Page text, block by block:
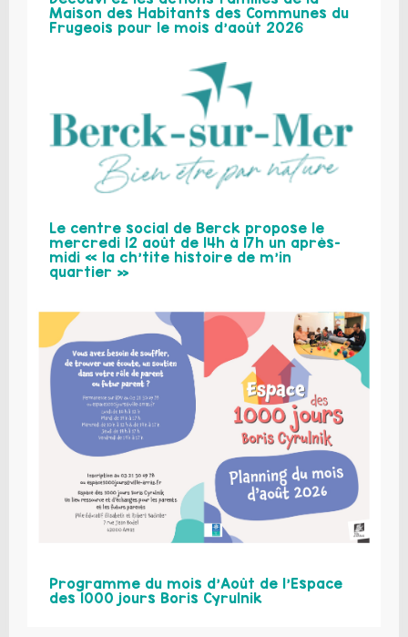
Maison des Habitants des Communes du
Frugeois pour le mois d’août 2026
Le centre social de Berck propose le
mercredi 12 août de 14h à 17h un après-
midi « la ch’tite histoire de m’in
quartier »
Programme du mois d’Août de l’Espace
des 1000 jours Boris Cyrulnik